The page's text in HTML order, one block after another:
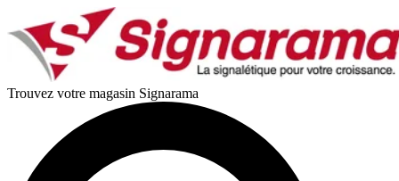
Trouvez votre magasin Signarama